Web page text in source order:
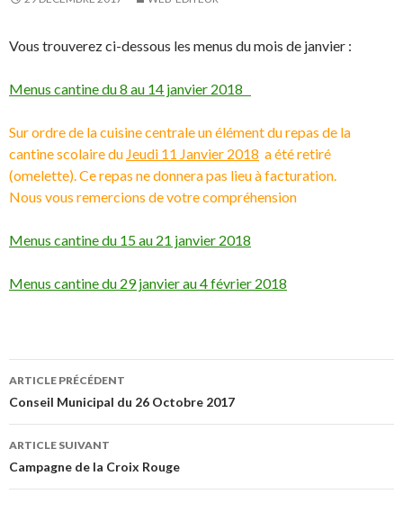
Vous trouverez ci-dessous les menus du mois de janvier :
Menus cantine du 8 au 14 janvier 2018
Sur ordre de la cuisine centraleun élément du repas de la
cantine scolaire du Jeudi 11 Janvier 2018 a été retiré
(omelette).Ce repas ne donnera pas lieu à facturation.
Nous vous remercions de votre compréhension
Menus cantine du 15 au 21 janvier 2018
Menus cantine du 29 janvier au 4 février 2018
Navigation
des
articles
ARTICLE PRÉCÉDENT
Conseil Municipal du 26 Octobre 2017
ARTICLE SUIVANT
Campagne de la Croix Rouge